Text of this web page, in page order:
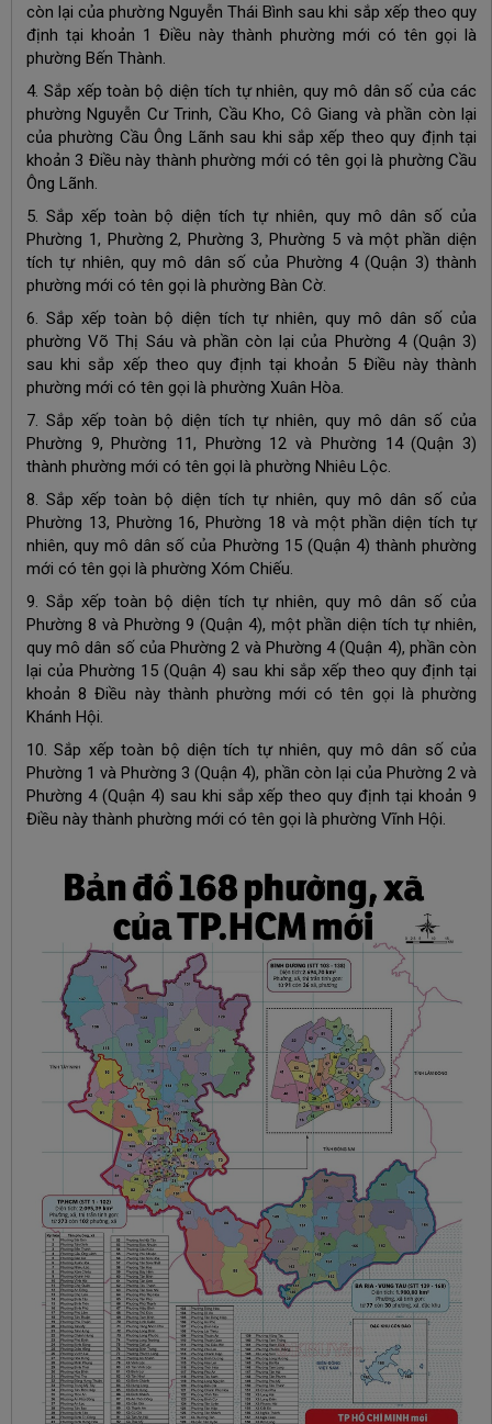
còn lại của phường Nguyễn Thái Bình sau khi sắp xếp theo quy
định tại khoản 1 Điều này thành phường mới có tên gọi là
phường Bến Thành.
4. Sắp xếp toàn bộ diện tích tự nhiên, quy mô dân số của các
phường Nguyễn Cư Trinh, Cầu Kho, Cô Giang và phần còn lại
của phường Cầu Ông Lãnh sau khi sắp xếp theo quy định tại
khoản 3 Điều này thành phường mới có tên gọi là phường Cầu
Ông Lãnh.
5. Sắp xếp toàn bộ diện tích tự nhiên, quy mô dân số của
Phường 1, Phường 2, Phường 3, Phường 5 và một phần diện
tích tự nhiên, quy mô dân số của Phường 4 (Quận 3) thành
phường mới có tên gọi là phường Bàn Cờ.
6. Sắp xếp toàn bộ diện tích tự nhiên, quy mô dân số của
phường Võ Thị Sáu và phần còn lại của Phường 4 (Quận 3)
sau khi sắp xếp theo quy định tại khoản 5 Điều này thành
phường mới có tên gọi là phường Xuân Hòa.
7. Sắp xếp toàn bộ diện tích tự nhiên, quy mô dân số của
Phường 9, Phường 11, Phường 12 và Phường 14 (Quận 3)
thành phường mới có tên gọi là phường Nhiêu Lộc.
8. Sắp xếp toàn bộ diện tích tự nhiên, quy mô dân số của
Phường 13, Phường 16, Phường 18 và một phần diện tích tự
nhiên, quy mô dân số của Phường 15 (Quận 4) thành phường
mới có tên gọi là phường Xóm Chiếu.
9. Sắp xếp toàn bộ diện tích tự nhiên, quy mô dân số của
Phường 8 và Phường 9 (Quận 4), một phần diện tích tự nhiên,
quy mô dân số của Phường 2 và Phường 4 (Quận 4), phần còn
lại của Phường 15 (Quận 4) sau khi sắp xếp theo quy định tại
khoản 8 Điều này thành phường mới có tên gọi là phường
Khánh Hội.
10. Sắp xếp toàn bộ diện tích tự nhiên, quy mô dân số của
Phường 1 và Phường 3 (Quận 4), phần còn lại của Phường 2 và
Phường 4 (Quận 4) sau khi sắp xếp theo quy định tại khoản 9
Điều này thành phường mới có tên gọi là phường Vĩnh Hội.